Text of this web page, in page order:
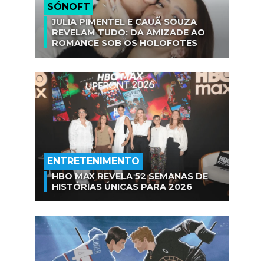
SÓNOFT
JULIA PIMENTEL E CAUÃ SOUZA
REVELAM TUDO: DA AMIZADE AO
ROMANCE SOB OS HOLOFOTES
ENTRETENIMENTO
HBO MAX REVELA 52 SEMANAS DE
HISTÓRIAS ÚNICAS PARA 2026